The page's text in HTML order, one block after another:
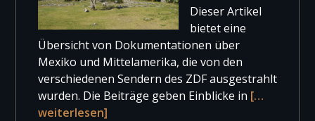
Dieser Artikel
bietet eine
Übersicht von Dokumentationen über
Mexiko und Mittelamerika, die von den
verschiedenen Sendern des ZDF ausgestrahlt
wurden. Die Beiträge geben Einblicke in […
weiterlesen]